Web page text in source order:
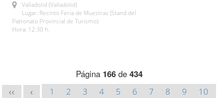
Valladolid (Valladolid)
Lugar: Recinto Feria de Muestras (Stand del
Patronato Provincial de Turismo)
Hora: 12:30 h.
Página 166de 434
<< < 1 2 3 4 5 6 7 8 9
10